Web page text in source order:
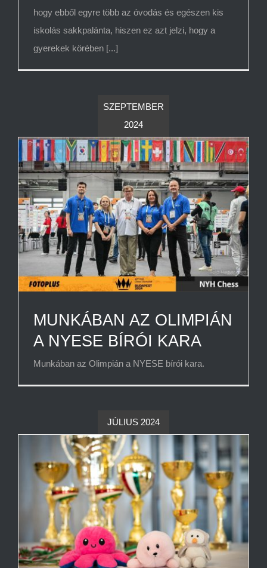
hogy ebből egyre több az óvodás és egészen kis
iskolás sakkpalánta, hiszen ez azt jelzi, hogy a
gyerekek körében [...]
SZEPTEMBER
2024
MUNKÁBAN AZ OLIMPIÁN
A NYESE BÍRÓI KARA
Munkában az Olimpián a NYESE bírói kara.
JÚLIUS 2024